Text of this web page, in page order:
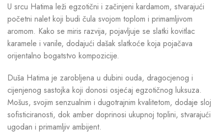
U srcu Hatima leži egzotični i začinjeni kardamom, stvarajući
početni nalet koji budi čula svojom toplom i primamljivom
aromom. Kako se miris razvija, pojavljuje se slatki kovitlac
karamele i vanile, dodajući dašak slatkoće koja pojačava
orijentalno bogatstvo kompozicije.
Duša Hatima je zarobljena u dubini ouda, dragocjenog i
cijenjenog sastojka koji donosi osjećaj egzotičnog luksuza.
Mošus, svojim senzualnim i dugotrajnim kvalitetom, dodaje sloj
sofisticiranosti, dok amber doprinosi ukupnoj toplini, stvarajući
ugodan i primamljiv ambijent.